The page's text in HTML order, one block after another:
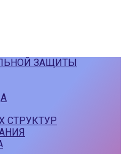
ЗАЩИТЫ
СТРУКТУР